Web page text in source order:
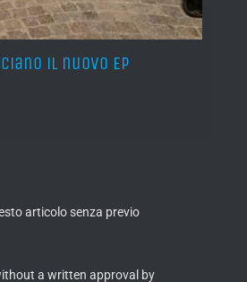
il nuovo EP
articolo senza previo
a written approval by